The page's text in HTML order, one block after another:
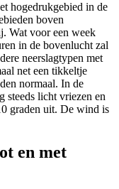
hogedrukgebied in de
boven
Wat voor een week
in de bovenlucht zal
neerslagtypen met
net een tikkeltje
normaal. In de
steeds licht vriezen en
graden uit. De wind is
en met